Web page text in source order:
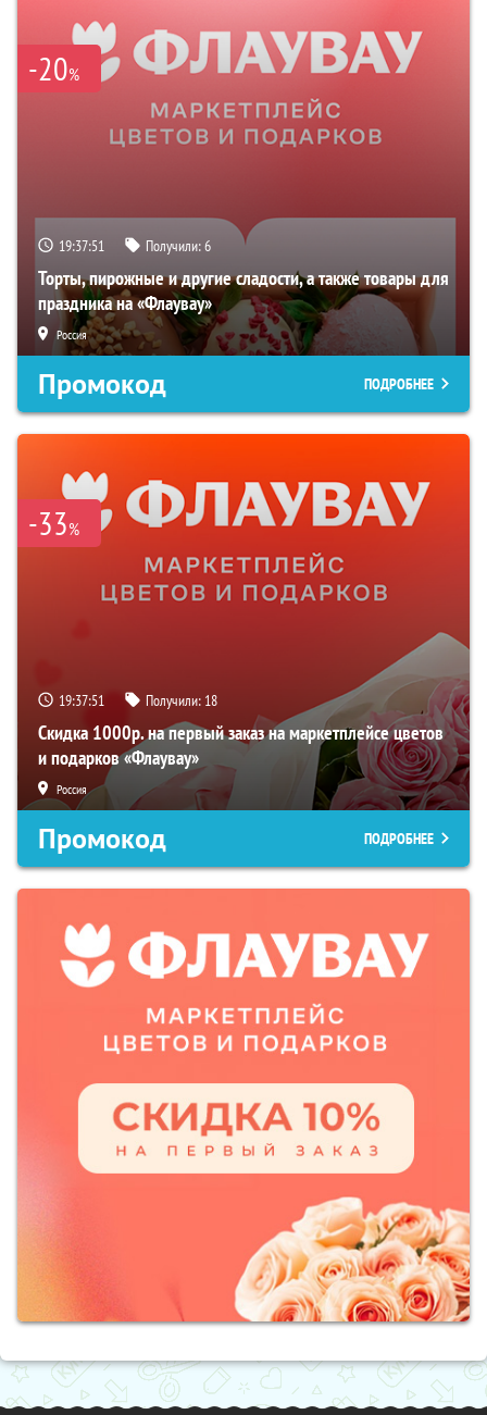
-20%
19:37:50 Получили:6
Торты, пирожные и другие сладости, а также товары для
праздника на «Флаувау»
Россия
Промокод ПОДРОБНЕЕ
-33%
19:37:50 Получили: 18
Скидка 1000р. на первый заказ на маркетплейсе цветов
и подарков «Флаувау»
Россия
Промокод ПОДРОБНЕЕ